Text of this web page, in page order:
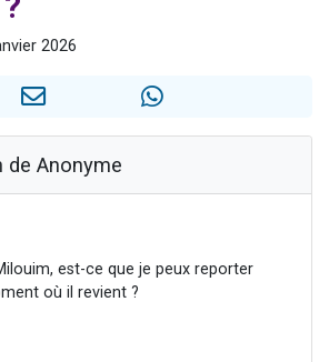
12 nouvelles musiques dans Torah-Box Music
2026
Anonyme
est-ce que je peux reporter
où il revient ?